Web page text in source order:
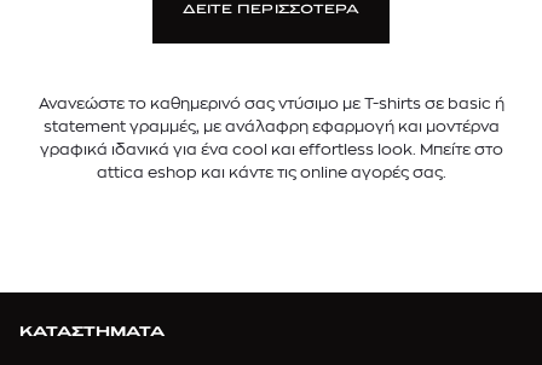
ΔΕΙΤΕ ΠΕΡΙΣΣΟΤΕΡΑ
Ανανεώστε το καθημερινό σας ντύσιμο με T-shirts σε basic ή
statement γραμμές, με ανάλαφρη εφαρμογή και μοντέρνα
γραφικά ιδανικά για ένα cool και effortless look. Μπείτε στο
attica eshop και κάντε τις online αγορές σας.
ΚΑΤΑΣΤΗΜΑΤΑ